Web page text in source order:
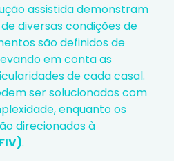
assistida demonstram
diversas condições de
são definidos de
em conta as
de cada casal.
ser solucionados com
enquanto os
direcionados à
.